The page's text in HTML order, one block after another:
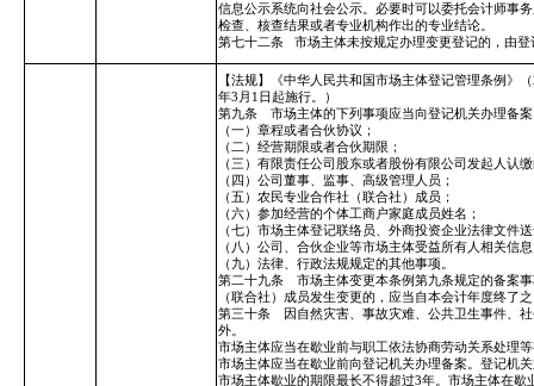
信息公示系统向社会公示。必要时可以委托会计师事
检查、核查结果或者专业机构作出的专业结论。
第七十二条
市场主体未按规定办理变更登记的，由
【法规】《中华人民共和国市场主体登记管理条例》
年3月1日起施行。）
第九条 市场主体的下列事项应当向登记机关办理备
（一）章程或者合伙协议；
（二）经营期限或者合伙期限；
（三）有限责任公司股东或者股份有限公司发起人认
（四）公司董事、监事、高级管理人员；
（五）农民专业合作社（联合社）成员；
（六）参加经营的个体工商户家庭成员姓名；
（七）市场主体登记联络员、外商投资企业法律文件
（八）公司、合伙企业等市场主体受益所有人相关信
（九）法律、行政法规规定的其他事项。
第二十九条 市场主体变更本条例第九条规定的备案
（联合社）成员发生变更的，应当自本会计年度终了
第三十条 因自然灾害、事故灾难、公共卫生事件、
外。
市场主体应当在歇业前与职工依法协商劳动关系处理
市场主体应当在歇业前向登记机关办理备案。登记机
市场主体歇业的期限最长不得超过3年。市场主体在